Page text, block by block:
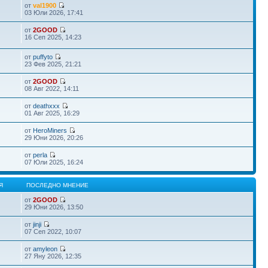
отval1900
03 Юли 2026, 17:41
от2GOOD
16 Сеп 2025, 14:23
отpuffyto
23 Фев 2025, 21:21
от2GOOD
08 Авг 2022, 14:11
отdeathxxx
01 Авг 2025, 16:29
от HeroMiners
29 Юни 2026, 20:26
отperla
07 Юли 2025, 16:24
ПОСЛЕДНО МНЕНИЕ
от2GOOD
29 Юни 2026, 13:50
отjinji
07 Сеп 2022, 10:07
отamyleon
27 Яну 2026, 12:35